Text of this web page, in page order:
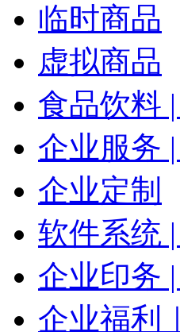
临时商品
虚拟商品
食品饮料
企业服务
企业定制
软件系统
企业印务
企业福利